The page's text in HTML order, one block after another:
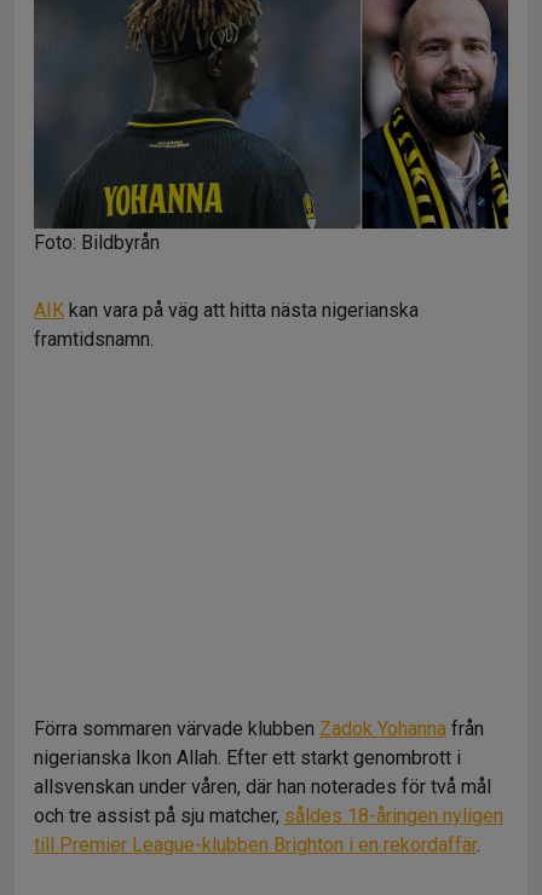
Foto: Bildbyrån
AIK kan vara på väg att hitta nästa nigerianska
framtidsnamn.
Förra sommaren värvade klubben Zadok Yohanna från
nigerianska Ikon Allah. Efter ett starkt genombrott i
allsvenskan under våren, där han noterades för två mål
och tre assist på sju matcher, såldes 18-åringen nyligen
till Premier League-klubben Brighton i en rekordaffär.